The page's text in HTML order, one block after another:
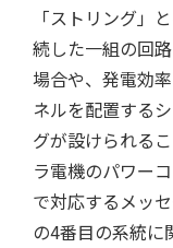
「ストリング」
続した一組の回
場合や、発電効
ネルを配置する
グが設けられる
ラ電機のパワー
で対応するメッ
の4番目の系統に